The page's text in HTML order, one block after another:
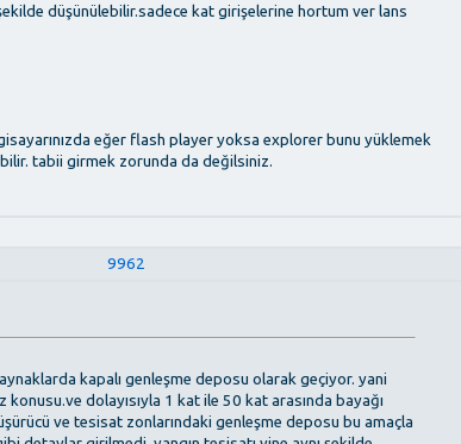
düşünülebilir.sadece kat girişelerine hortum ver lans
eğer flash player yoksa explorer bunu yüklemek
tabii girmek zorunda da değilsiniz.
9962
kapalı genleşme deposu olarak geçiyor. yani
dolayısıyla 1 kat ile 50 kat arasında bayağı
ve tesisat zonlarındaki genleşme deposu bu amaçla